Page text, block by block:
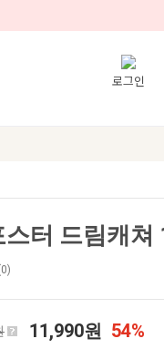
로그인
터 드림캐쳐
11,990원 54%